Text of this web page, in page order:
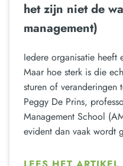
het zijn niet de
management)
Iedere organisatie heeft
Maar hoe sterk is die
sturen of veranderingen
Peggy De Prins,
Management School
evident dan vaak wordt